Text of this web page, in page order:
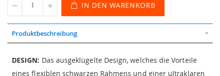
IN DEN WARENKORB
Produktbeschreibung
DESIGN: Das ausgeklügelte Design, welches die Vorteile
eines flexiblen schwarzen Rahmens und einer ultraklaren